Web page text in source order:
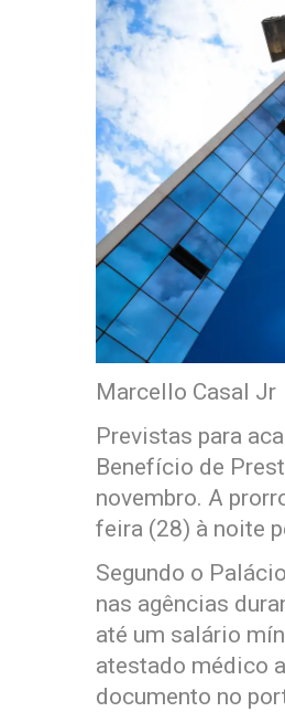
Marcello Casal Jr
Previstas para
Benefício de
novembro. A
feira (28) à noite
Segundo o
nas agências
até um salário
atestado médico
documento no